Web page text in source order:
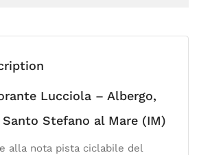
Lucciola – Albergo,
Stefano al Mare (IM)
alla nota pista ciclabile del